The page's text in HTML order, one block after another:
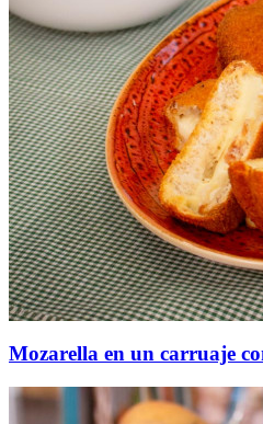
Mozarella en un carruaje